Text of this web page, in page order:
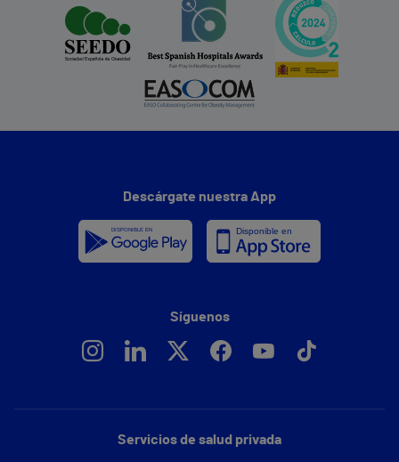
Servicios de salud privada
Descárgate nuestra App
Síguenos